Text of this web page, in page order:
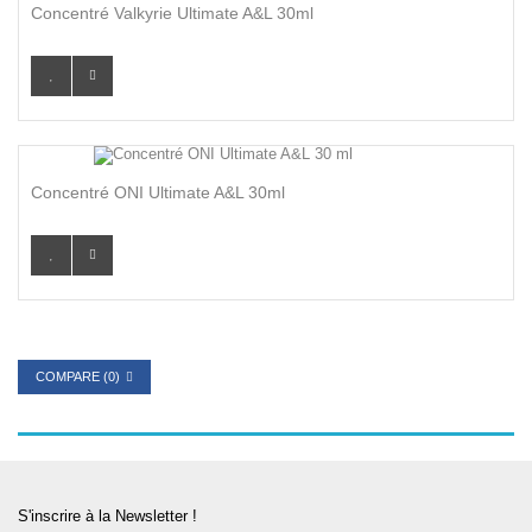
Concentré Valkyrie Ultimate A&L 30ml
Concentré ONI Ultimate A&L 30ml
COMPARE (0)
S'inscrire à la Newsletter !